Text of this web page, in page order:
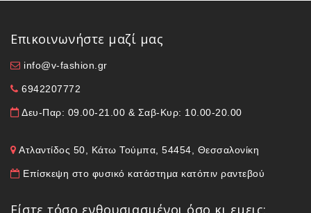
Επικοινωνήστε μαζί μας
info@v-fashion.gr
6942207772
Δευ-Παρ: 09.00-21.00 & Σαβ-Κυρ: 10.00-20.00
Ατλαντίδος 50, Κάτω Τούμπα, 54454, Θεσσαλονίκη
Επίσκεψη στο φυσικό κατάστημα κατόπιν ραντεβού
Είστε τόσο ενθουσιασμένοι όσο κι εμεις;